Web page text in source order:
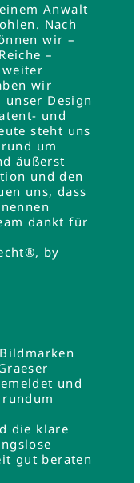
Anwalt
Nach
wir –
–
wir
unser Design
und
steht uns
um
äußerst
und den
uns, dass
dankt für
by
und
die klare
gut beraten